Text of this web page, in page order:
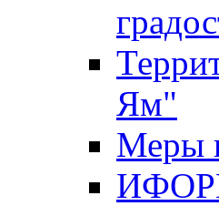
Ям"
Меры